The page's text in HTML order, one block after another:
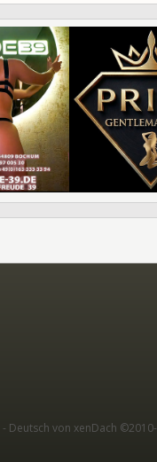
- Deutsch von xenDach